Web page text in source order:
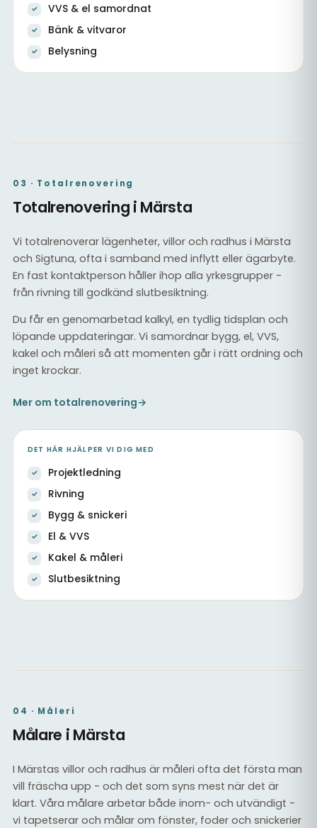
VVS & el samordnat
Bänk & vitvaror
Belysning
Kök med ny stomme & samordnad VVS
03 · Totalrenovering
Totalrenovering i Märsta
Vi totalrenoverar lägenheter, villor och radhus i Märsta
och Sigtuna, ofta i samband med inflytt eller ägarbyte.
En fast kontaktperson håller ihop alla yrkesgrupper -
från rivning till godkänd slutbesiktning.
Du får en genomarbetad kalkyl, en tydlig tidsplan och
löpande uppdateringar. Vi samordnar bygg, el, VVS,
kakel och måleri så att momenten går i rätt ordning och
inget krockar.
Mer om totalrenovering→
DET HÄR HJÄLPER VI DIG MED
Projektledning
Rivning
Bygg & snickeri
El & VVS
Kakel & måleri
Slutbesiktning
Vardagsrum i totalrenoverad villa
04 · Måleri
Målare i Märsta
I Märstas villor och radhus är måleri ofta det första man
vill fräscha upp - och det som syns mest när det är
klart. Våra målare arbetar både inom- och utvändigt -
vi tapetserar och målar om fönster, foder och snickerier